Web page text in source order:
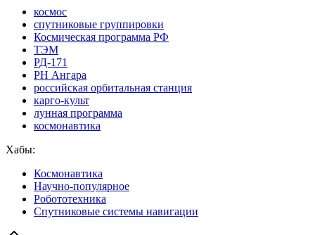
космос
спутниковые группировки
Космическая программа РФ
ТЭМ
РД-171
РН Ангара
российская орбитальная станция
карго-культ
лунная программа
космонавтика
Хабы:
Космонавтика
Научно-популярное
Робототехника
Спутниковые системы навигации